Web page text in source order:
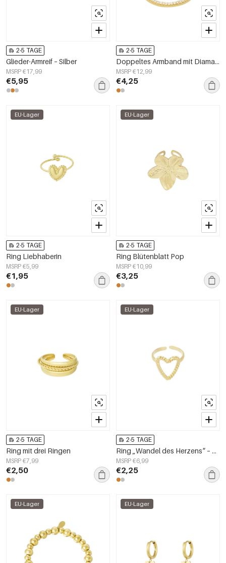
2-5 TAGE
Glieder-Armreif – Silber
MSRP €17,99
€5,95
2-5 TAGE
Doppeltes Armband mit Diamanten
MSRP €12,99
€4,25
EU-Lager
2-5 TAGE
Ring Liebhaberin
MSRP €5,99
€1,95
EU-Lager
2-5 TAGE
Ring Blütenblatt Pop
MSRP €10,99
€3,25
EU-Lager
2-5 TAGE
Ring mit drei Ringen
MSRP €7,99
€2,50
EU-Lager
2-5 TAGE
Ring „Wandel des Herzens“ – Goldfarbe - Goldfarbefarbe
MSRP €6,99
€2,25
EU-Lager EU-Lager